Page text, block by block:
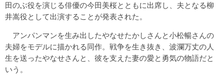
田のぶ役を演じる俳優の今田美桜とともに出席し、夫となる柳
井嵩役として出演することが発表された。
アンパンマンを生み出したやなせたかしさんと小松暢さんの
夫婦をモデルに描かれる同作。戦争を生き抜き、波瀾万丈の人
生を送ったやなせさんと、彼を支えた妻の愛と勇気の物語だと
いう。